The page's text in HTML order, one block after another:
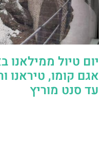
יום טיול ממילאנו
אגם קומו, טיראנו
עד סנט מוריץ